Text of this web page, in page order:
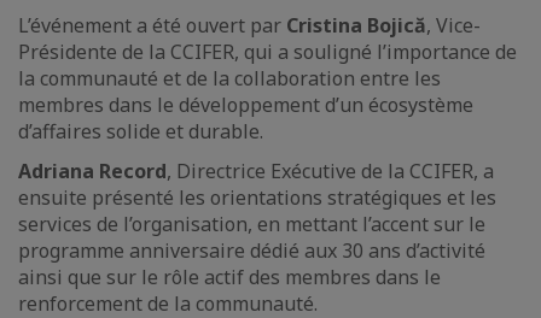
L’événement a été ouvert par Cristina Bojică, Vice-
Présidente de la CCIFER, qui a souligné l’importance de
la communauté et de la collaboration entre les
membres dans le développement d’un écosystème
d’affaires solide et durable.
Adriana Record, Directrice Exécutive de la CCIFER, a
ensuite présenté les orientations stratégiques et les
services de l’organisation, en mettant l’accent sur le
programme anniversaire dédié aux 30 ans d’activité
ainsi que sur le rôle actif des membres dans le
renforcement de la communauté.